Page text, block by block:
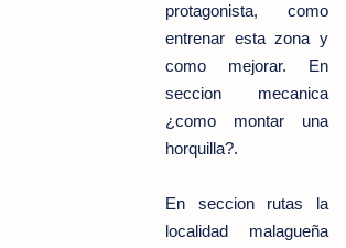
protagonista, como
entrenar esta zona y
como mejorar. En
seccion mecanica
¿como montar una
horquilla?.
En seccion rutas la
localidad malagueña